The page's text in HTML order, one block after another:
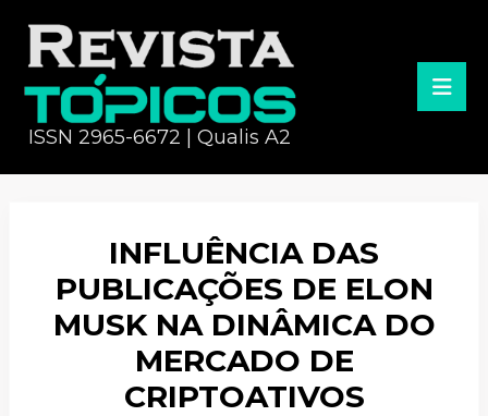
ISSN 2965-6672 | Qualis A2
INFLUÊNCIA DAS
PUBLICAÇÕES DE ELON
MUSK NA DINÂMICA DO
MERCADO DE
CRIPTOATIVOS